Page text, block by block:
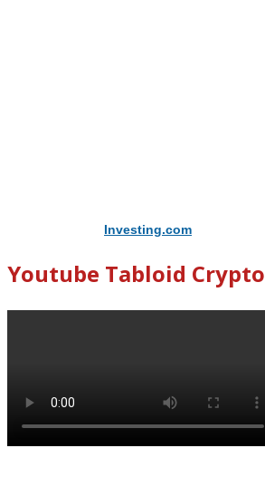
Investing.com
Youtube Tabloid Crypto